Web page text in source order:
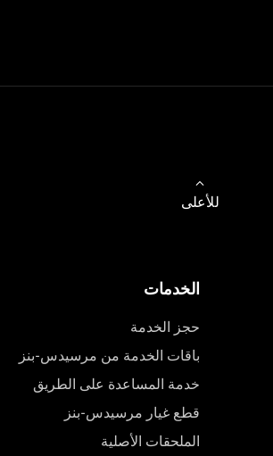
للأعلى
الخدمات
حجز الخدمة
باقات الخدمة من مرسيدس-بنز
خدمة المساعدة على الطريق
قطع غيار مرسيدس-بنز
الملحقات الأصلية